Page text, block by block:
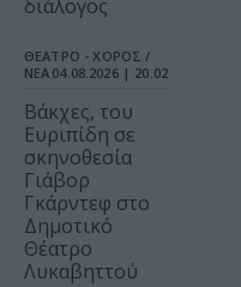
διάλογος
ΘΕΑΤΡΟ - ΧΟΡΟΣ /
ΝΕΑ 04.08.2026 | 20.02
Βάκχες, του
Ευριπίδη σε
σκηνοθεσία
Γιάβορ
Γκάρντεφ στο
Δημοτικό
Θέατρο
Λυκαβηττού